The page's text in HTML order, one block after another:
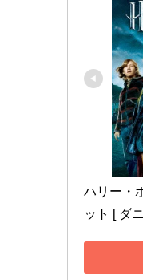
ハリー・
ット [ ダ